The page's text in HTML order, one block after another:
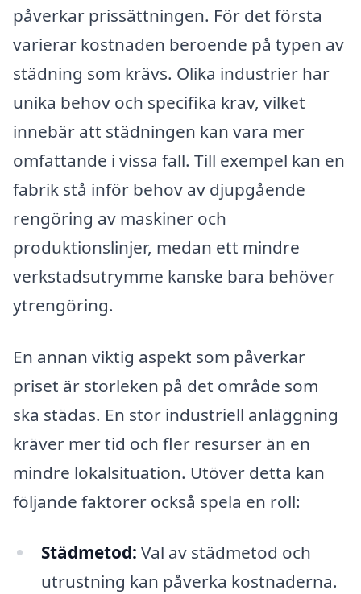
påverkar prissättningen. För det första
varierar kostnaden beroende på typen av
städning som krävs. Olika industrier har
unika behov och specifika krav, vilket
innebär att städningen kan vara mer
omfattande i vissa fall. Till exempel kan en
fabrik stå inför behov av djupgående
rengöring av maskiner och
produktionslinjer, medan ett mindre
verkstadsutrymme kanske bara behöver
ytrengöring.
En annan viktig aspekt som påverkar
priset är storleken på det område som
ska städas. En stor industriell anläggning
kräver mer tid och fler resurser än en
mindre lokalsituation. Utöver detta kan
följande faktorer också spela en roll:
Städmetod: Val av städmetod och
utrustning kan påverka kostnaderna.